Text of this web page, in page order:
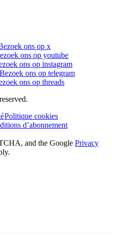
ons op x
ons op youtube
ons op instagram
Bezoek ons op telegram
ons op threads
Politique cookies
d’abonnement
and the Google Privacy